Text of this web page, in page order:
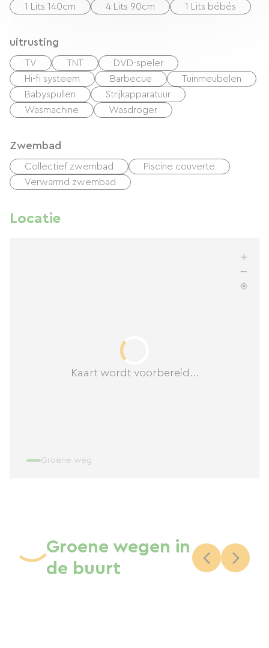
1 Lits 140cm 4 Lits 90cm 1 Lits bébés
uitrusting
TV TNT
DVD-speler
Hi-fi systeem
Barbecue
Tuinmeubelen
Babyspullen
Strijkapparatuur
Wasmachine
Wasdroger
Zwembad
Collectief zwembad
Piscine couverte
Verwarmd zwembad
Locatie
Kaart wordt voorbereid...
Groene weg
Groene wegen in
de buurt